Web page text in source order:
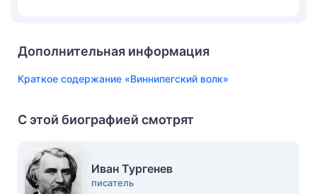
Дополнительная информация
Краткое содержание «Виннипегский волк»
С этой биографией смотрят
Иван Тургенев
писатель